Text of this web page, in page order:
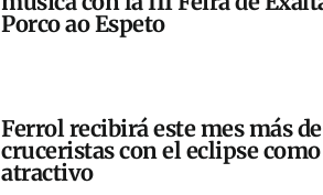
Porco ao Espeto
Ferrol recibirá este mes más
cruceristas con el eclipse
atractivo